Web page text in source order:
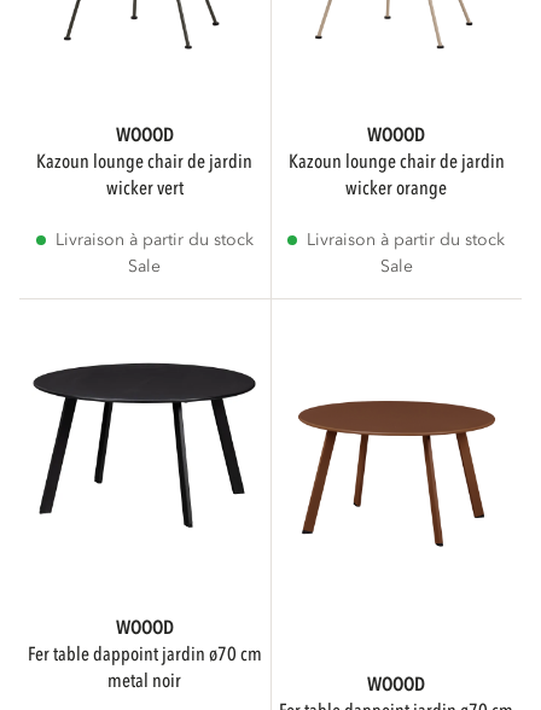
WOOOD
kazoun lounge chair de jardin
wicker vert
Livraison à partir du stock
Sale
WOOOD
kazoun lounge chair de jardin
wicker orange
Livraison à partir du stock
Sale
WOOOD
fer table dappoint jardin ø70 cm
metal noir
WOOOD